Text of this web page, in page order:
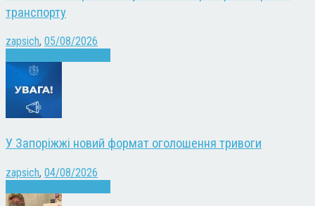
транспорту
zapsich, 05/08/2026
У Запоріжжі новий формат оголошення тривоги
zapsich, 04/08/2026